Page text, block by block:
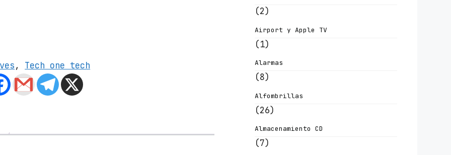
, Tech one tech
(2)
Airport y Apple TV
(1)
Alarmas
(8)
Alfombrillas
(26)
Almacenamiento CD
(7)